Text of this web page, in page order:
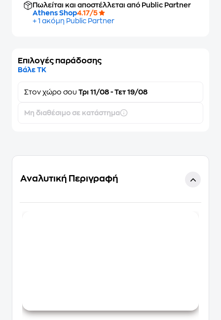
Πωλείται και αποστέλλεται από Public Partner
Athens Shop4.17/5
+ 1 ακόμη Public Partner
Επιλογές παράδοσης
Βάλε ΤΚ
Στον χώρο σου Τρι 11/08 - Τετ 19/08
Μη διαθέσιμο σε κατάστημα
Αναλυτική Περιγραφή